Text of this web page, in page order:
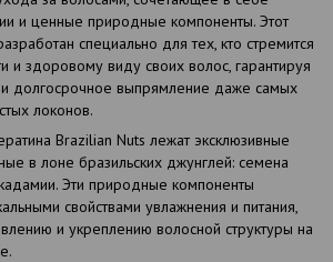
и ценные природные компоненты. Этот
специально для тех, кто стремится
и здоровому виду своих волос, гарантируя
долгосрочное выпрямление даже самых
локонов.
Brazilian Nuts лежат эксклюзивные
в лоне бразильских джунглей: семена
Эти природные компоненты
свойствами увлажнения и питания,
и укреплению волосной структуры на